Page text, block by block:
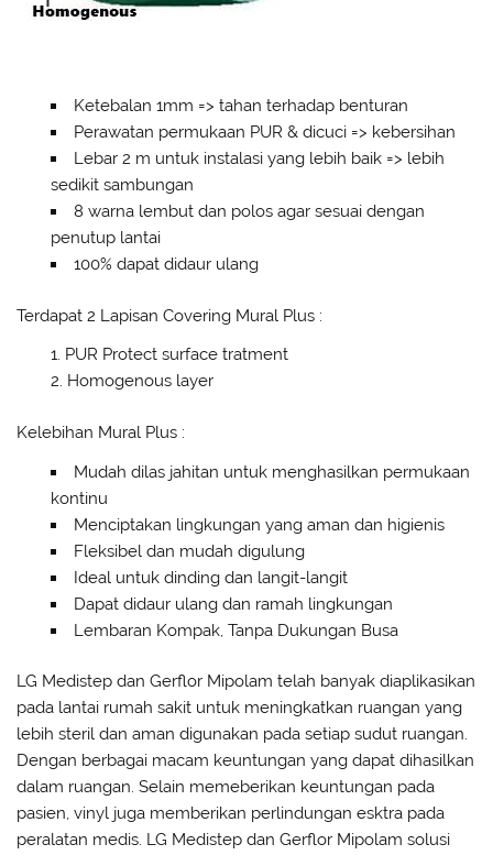
Ketebalan 1mm => tahan terhadap benturan
Perawatan permukaan PUR & dicuci => kebersihan
Lebar 2 m untuk instalasi yang lebih baik => lebih
sedikit sambungan
8 warna lembut dan polos agar sesuai dengan
penutup lantai
100% dapat didaur ulang
Terdapat 2 Lapisan Covering Mural Plus :
PUR Protect surface tratment
Homogenous layer
Kelebihan Mural Plus :
Mudah dilas jahitan untuk menghasilkan permukaan
kontinu
Menciptakan lingkungan yang aman dan higienis
Fleksibel dan mudah digulung
Ideal untuk dinding dan langit-langit
Dapat didaur ulang dan ramah lingkungan
Lembaran Kompak, Tanpa Dukungan Busa
LG Medistep dan Gerflor Mipolam telah banyak diaplikasikan
pada lantai rumah sakit untuk meningkatkan ruangan yang
lebih steril dan aman digunakan pada setiap sudut ruangan.
Dengan berbagai macam keuntungan yang dapat dihasilkan
dalam ruangan. Selain memeberikan keuntungan pada
pasien, vinyl juga memberikan perlindungan esktra pada
peralatan medis. LG Medistep dan Gerflor Mipolam solusi